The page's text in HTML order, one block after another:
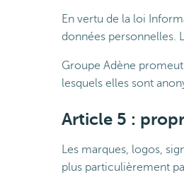
En vertu de la loi
données personnelles.
Groupe Adène
lesquels elles sont
Article 5 :
Les marques, logos,
plus particulièrement